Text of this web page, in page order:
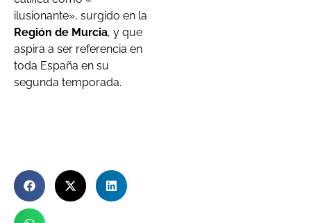
ilusionante», surgido en la
Región de Murcia, y que
aspira a ser referencia en
toda España en su
segunda temporada.